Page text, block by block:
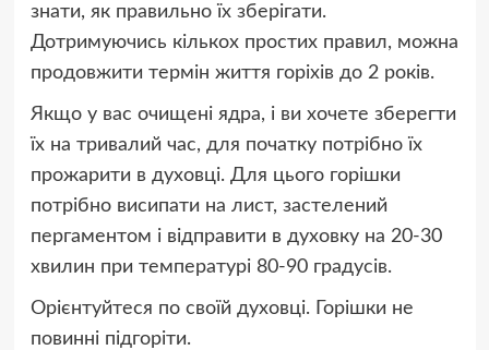
знати, як правильно їх зберігати.
Дотримуючись кількох простих правил, можна
продовжити термін життя горіхів до 2 років.
Якщо у вас очищені ядра, і ви хочете зберегти
їх на тривалий час, для початку потрібно їх
прожарити в духовці. Для цього горішки
потрібно висипати на лист, застелений
пергаментом і відправити в духовку на 20-30
хвилин при температурі 80-90 градусів.
Орієнтуйтеся по своїй духовці. Горішки не
повинні підгоріти.